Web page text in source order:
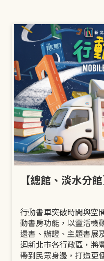
【總館、淡水分
行動書車突破時間與空
動書房功能，以靈活機
還書、辦證、主題書展
迴新北市各行政區，將
帶到民眾身邊，打造更